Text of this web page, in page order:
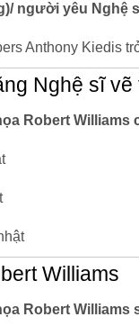
người yêu Nghệ
Anthony Kiedis
Nghệ sĩ
Robert
Williams
Robert